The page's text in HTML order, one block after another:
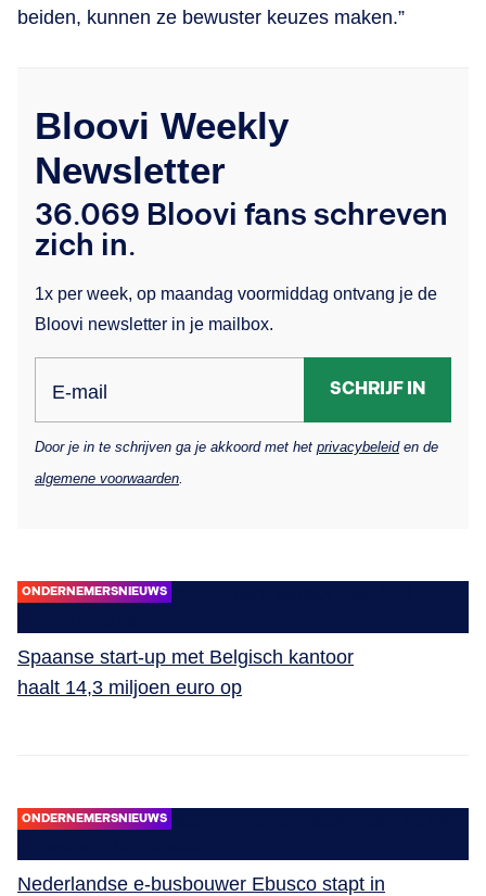
beiden, kunnen ze bewuster keuzes maken.”
Bloovi Weekly
Newsletter
36.069 Bloovi fans schreven
zich in.
1x per week, op maandag voormiddag ontvang je de
Bloovi newsletter in je mailbox.
E-mail SCHRIJF IN
Door je in te schrijven ga je akkoord met het privacybeleiden de
algemene voorwaarden
ONDERNEMERSNIEUWS
Spaanse start-up met Belgisch kantoor
haalt 14,3 miljoen euro op
ONDERNEMERSNIEUWS
Nederlandse e-busbouwer Ebusco stapt in